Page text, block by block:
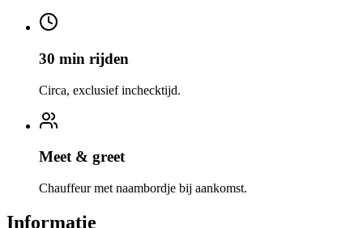
30 min rijden
Circa, exclusief inchecktijd.
Meet & greet
Chauffeur met naambordje bij aankomst.
Informatie